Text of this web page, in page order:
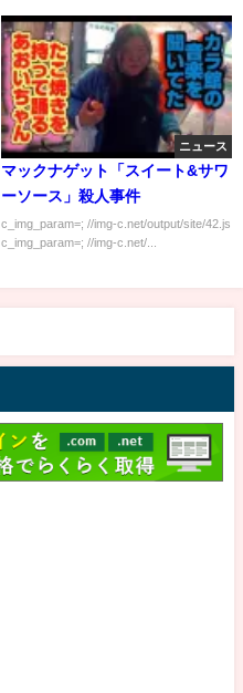
ニュース
マックナゲット「スイート&サワ
ーソース」殺人事件
c_img_param=; //img-c.net/output/site/42.js
c_img_param=; //img-c.net/...